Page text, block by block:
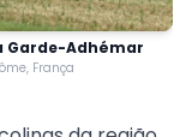
Garde-Adhémar
França